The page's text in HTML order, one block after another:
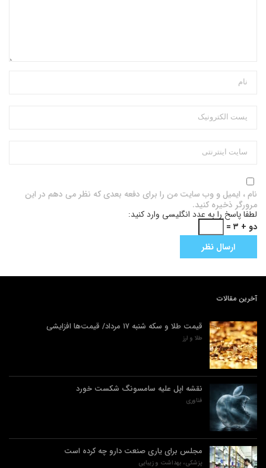
نام ، ایمیل و وب سایت من را برای دفعه بعدی که نظر می دهم در این
مرورگر ذخیره کنید.
لطفا پاسخ را به عدد انگلیسی وارد کنید:
دو + ۳ =
آخرین مقالات
قیمت طلا و سکه شنبه ۱۷ مرداد/ قیمت‌ها افزایشی
طلا و ارز
نقشه اپل علیه سامسونگ شکست خورد
فناوری
مجلس برای یاری صنعت دارو چه کرده است
پزشکی، بهداشت و زیبایی